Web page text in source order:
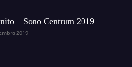
– Sono Centrum 2019
2019